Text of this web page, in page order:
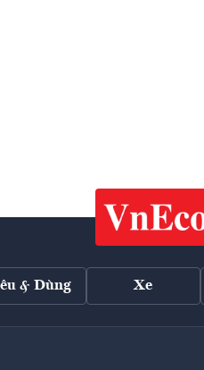
& Dùng Xe